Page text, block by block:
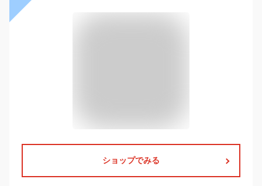
ショップでみる